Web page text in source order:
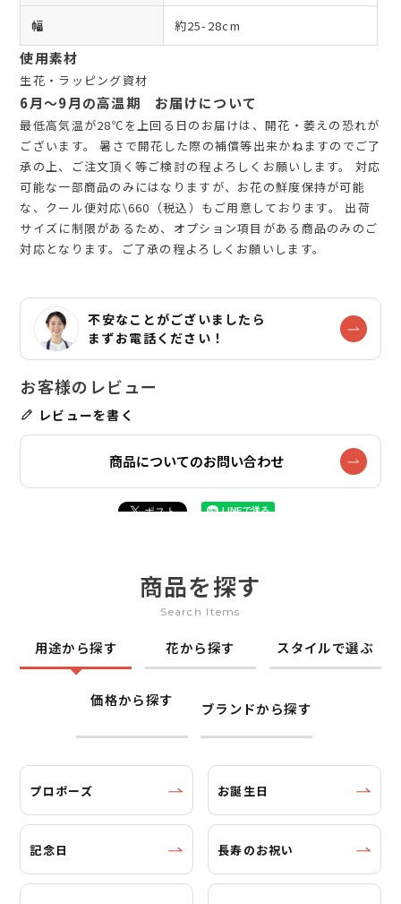
幅 約25-28cm
使用素材
生花・ラッピング資材
6月～9月の高温期 お届けについて
最低高気温が28℃を上回る日のお届けは、開花・萎えの恐れが
ございます。 暑さで開花した際の補償等出来かねますのでご了
承の上、ご注文頂く等ご検討の程よろしくお願いします。 対応
可能な一部商品のみにはなりますが、お花の鮮度保持が可能
な、クール便対応\660（税込）もご用意しております。 出荷
サイズに制限があるため、オプション項目がある商品のみのご
対応となります。ご了承の程よろしくお願いします。
不安なことがございましたら
まずお電話ください！
レビューを書く
商品についてのお問い合わせ
商品を探す
Search Items
用途から探す 花から探す スタイルで選ぶ
価格から探す ブランドから探す
プロポーズ お誕生日
記念日 長寿のお祝い